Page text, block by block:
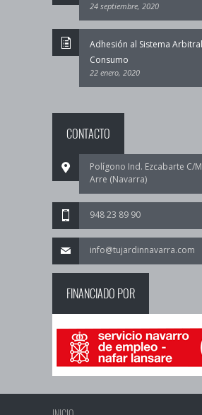
24 septiembre, 2020
Adhesión al Sistema
Consumo
22 enero, 2020
CONTACTO
Polígono Ind. Ezcabarte C/
Arre (Navarra)
948 23 89 90
info@tujardinnavarra.com
FINANCIADO POR